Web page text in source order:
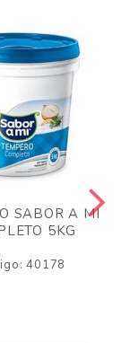
SABOR A MI
5KG
40178